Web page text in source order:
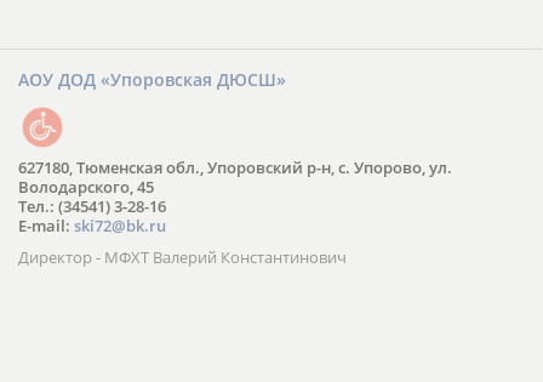
АОУ ДОД «Упоровская ДЮСШ»
627180, Тюменская обл., Упоровский р-н, с. Упорово, ул.
Володарского, 45
Тел.: (34541) 3-28-16
E-mail: ski72@bk.ru
Директор - МФХТ Валерий Константинович